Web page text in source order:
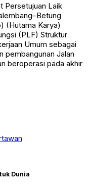
Persetujuan Laik
(Hutama Karya)
(PLF) Struktur
Umum sebagai
pembangunan Jalan
beroperasi pada akhir
Dunia